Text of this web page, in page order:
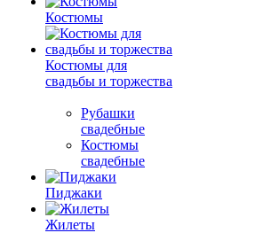
Костюмы
Костюмы для
свадьбы и торжества
Рубашки
свадебные
Костюмы
свадебные
Пиджаки
Жилеты